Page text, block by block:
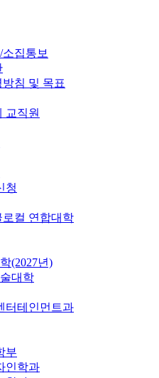
집통보
침 및 목표
교직원
청
컬 연합대학
(2027년)
대학
터테인먼트과
부
인학과